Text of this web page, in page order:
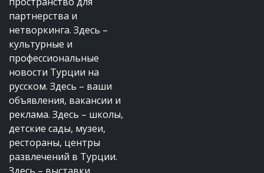
партнерства и
нетворкинга. Здесь –
культурные и
профессиональные
новости Турции на
русском. Здесь – ваши
объявления, вакансии и
реклама. Здесь – школы,
детские сады, музеи,
рестораны, центры
развлечений в Турции.